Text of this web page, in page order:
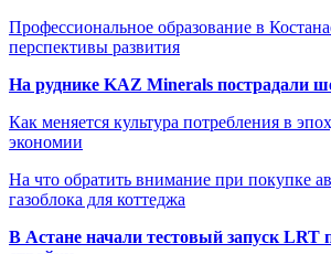
Профессиональное образование в
перспективы развития
На руднике KAZ Minerals пострадали
Как меняется культура потребления в
экономии
На что обратить внимание при покупке
газоблока для коттеджа
В Астане начали тестовый запуск LRT